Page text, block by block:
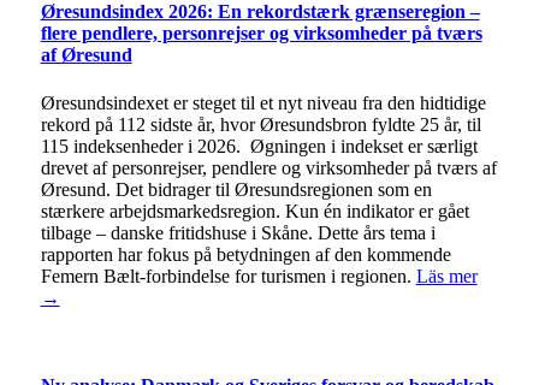
Øresundsindex 2026: En rekordstærk grænseregion –
flere pendlere, personrejser og virksomheder på tværs
af Øresund
Øresundsindexet er steget til et nyt niveau fra den hidtidige
rekord på 112 sidste år, hvor Øresundsbron fyldte 25 år, til
115 indeksenheder i 2026. Øgningen i indekset er særligt
drevet af personrejser, pendlere og virksomheder på tværs af
Øresund. Det bidrager til Øresundsregionen som en
stærkere arbejdsmarkedsregion. Kun én indikator er gået
tilbage – danske fritidshuse i Skåne. Dette års tema i
rapporten har fokus på betydningen af den kommende
Femern Bælt-forbindelse for turismen i regionen. Läs mer
→